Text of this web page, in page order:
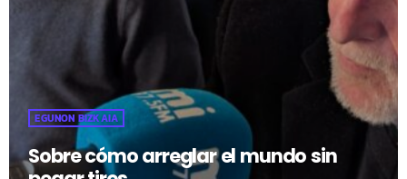
EGUNON BIZKAIA
Sobre cómo arreglar el mundo sin